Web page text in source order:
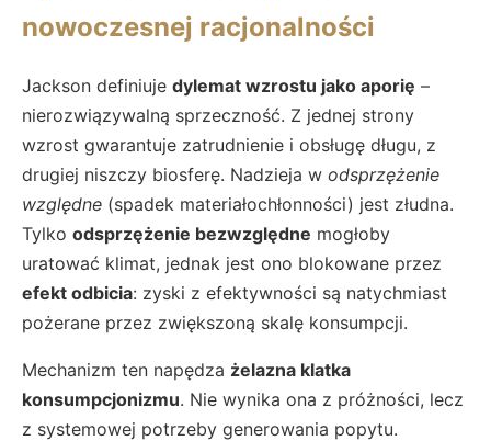
nowoczesnej racjonalności
Jackson definiuje dylemat wzrostu jako aporię –
nierozwiązywalną sprzeczność. Z jednej strony
wzrost gwarantuje zatrudnienie i obsługę długu, z
drugiej niszczy biosferę. Nadzieja w odsprzężenie
względne (spadek materiałochłonności) jest złudna.
Tylko odsprzężenie bezwzględne mogłoby
uratować klimat, jednak jest ono blokowane przez
efekt odbicia: zyski z efektywności są natychmiast
pożerane przez zwiększoną skalę konsumpcji.
Mechanizm ten napędza żelazna klatka
konsumpcjonizmu. Nie wynika ona z próżności, lecz
z systemowej potrzeby generowania popytu.